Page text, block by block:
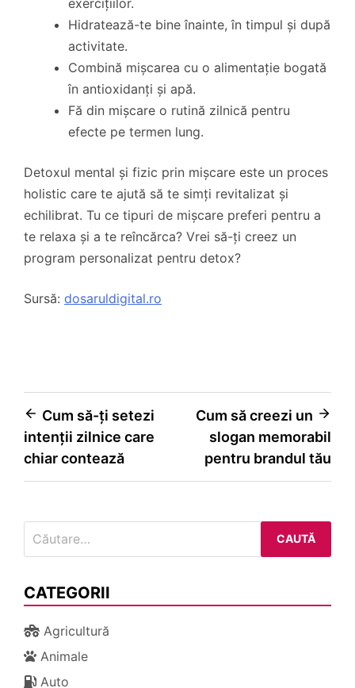
Hidratează-te bine înainte, în timpul și după
activitate.
Combină mișcarea cu o alimentație bogată
în antioxidanți și apă.
Fă din mișcare o rutină zilnică pentru
efecte pe termen lung.
Detoxul mental și fizic prin mișcare este un proces
holistic care te ajută să te simți revitalizat și
echilibrat. Tu ce tipuri de mișcare preferi pentru a
te relaxa și a te reîncărca? Vrei să-ți creez un
program personalizat pentru detox?
Sursă: dosaruldigital.ro
Navigare
în
Cum să-ți setezi
intenții zilnice care
chiar contează
Cum să creezi un
slogan memorabil
pentru brandul tău
după:
CATEGORII
Agricultură
Animale
Auto